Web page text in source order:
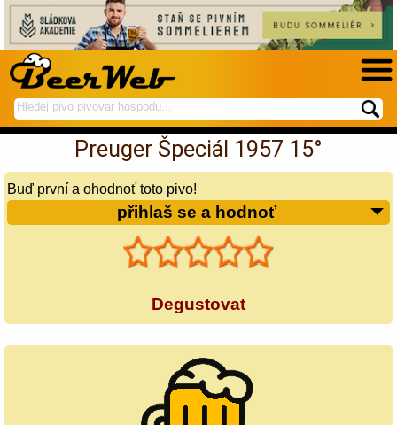
hledej
na
spustí
hledání
Preuger Špeciál 1957 15°
Buď první a ohodnoť toto pivo!
přihlaš se a hodnoť
Degustovat